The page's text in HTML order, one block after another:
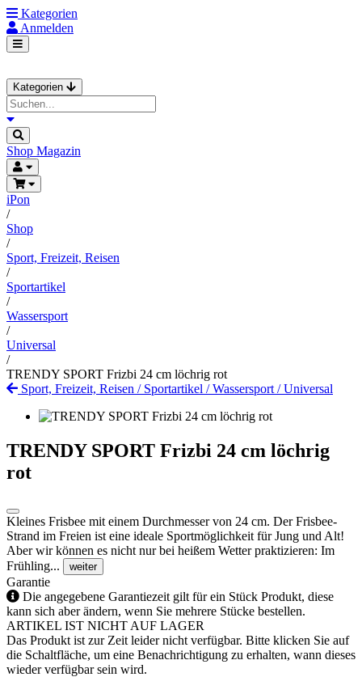
Kategorien
Anmelden
Kategorien
Shop Magazin
iPon
/
Shop
/
Sport, Freizeit, Reisen
/
Sportartikel
/
Wassersport
/
Universal
/
TRENDY SPORT Frizbi 24 cm löchrig rot
Sport, Freizeit, Reisen / Sportartikel /Wassersport /Universal
TRENDY SPORT Frizbi 24 cm löchrig
rot
Kleines Frisbee mit einem Durchmesser von 24 cm. Der Frisbee-
Strand im Freien ist eine ideale Sportmöglichkeit für Jung und Alt!
Aber wir können es nicht nur bei heißem Wetter praktizieren: Im
Frühling...
weiter
Garantie
Die angegebene Garantiezeit gilt für ein Stück Produkt, diese
kann sich aber ändern, wenn Sie mehrere Stücke bestellen.
ARTIKEL IST NICHT AUF LAGER
Das Produkt ist zur Zeit leider nicht verfügbar. Bitte klicken Sie auf
die Schaltfläche, um eine Benachrichtigung zu erhalten, wann dieses
wieder verfügbar sein wird.